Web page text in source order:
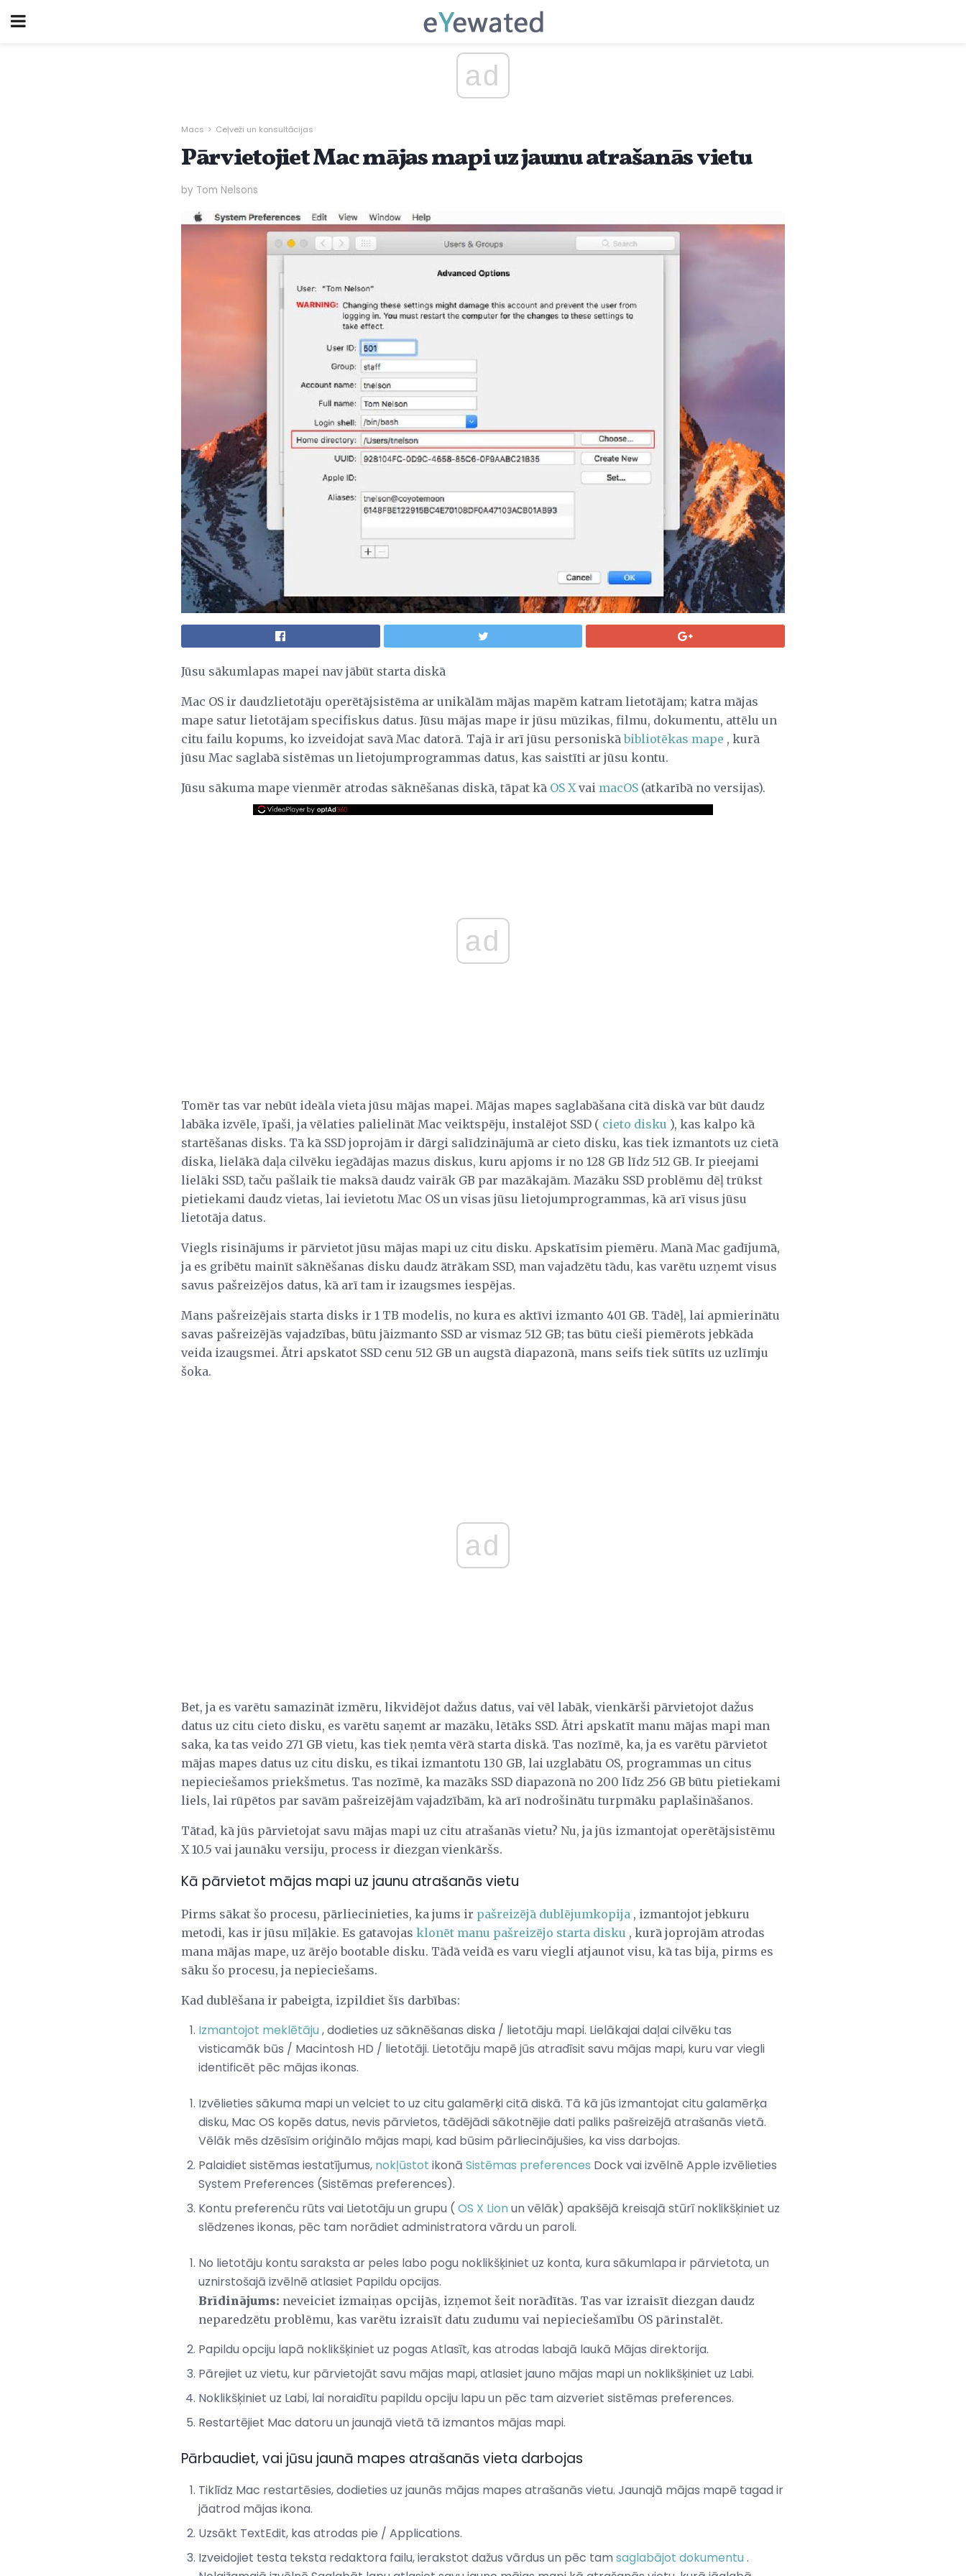
ad
Macs Ceļveži un konsultācijas
Pārvietojiet Mac mājas mapi uz jaunu atrašanās vietu
by Tom Nelsons
Jūsu sākumlapas mapei nav jābūt starta diskā
Mac OS ir daudzlietotāju operētājsistēma ar unikālām mājas mapēm katram lietotājam; katra mājas
mape satur lietotājam specifiskus datus. Jūsu mājas mape ir jūsu mūzikas, filmu, dokumentu, attēlu un
citu failu kopums, ko izveidojat savā Mac datorā. Tajā ir arī jūsu personiskābibliotēkas mape , kurā
jūsu Mac saglabā sistēmas un lietojumprogrammas datus, kas saistīti ar jūsu kontu.
Jūsu sākuma mape vienmēr atrodas sāknēšanas diskā, tāpat kā OS Xvai macOS (atkarībā no versijas).
ad
Tomēr tas var nebūt ideāla vieta jūsu mājas mapei. Mājas mapes saglabāšana citā diskā var būt daudz
labāka izvēle, īpaši, ja vēlaties palielināt Mac veiktspēju, instalējot SSD ( cieto disku ), kas kalpo kā
startēšanas disks. Tā kā SSD joprojām ir dārgi salīdzinājumā ar cieto disku, kas tiek izmantots uz cietā
diska, lielākā daļa cilvēku iegādājas mazus diskus, kuru apjoms ir no 128 GB līdz 512 GB. Ir pieejami
lielāki SSD, taču pašlaik tie maksā daudz vairāk GB par mazākajām. Mazāku SSD problēmu dēļ trūkst
pietiekami daudz vietas, lai ievietotu Mac OS un visas jūsu lietojumprogrammas, kā arī visus jūsu
lietotāja datus.
Viegls risinājums ir pārvietot jūsu mājas mapi uz citu disku. Apskatīsim piemēru. Manā Mac gadījumā,
ja es gribētu mainīt sāknēšanas disku daudz ātrākam SSD, man vajadzētu tādu, kas varētu uzņemt visus
savus pašreizējos datus, kā arī tam ir izaugsmes iespējas.
Mans pašreizējais starta disks ir 1 TB modelis, no kura es aktīvi izmanto 401 GB. Tādēļ, lai apmierinātu
savas pašreizējās vajadzības, būtu jāizmanto SSD ar vismaz 512 GB; tas būtu cieši piemērots jebkāda
veida izaugsmei. Ātri apskatot SSD cenu 512 GB un augstā diapazonā, mans seifs tiek sūtīts uz uzlīmju
šoka.
ad
Bet, ja es varētu samazināt izmēru, likvidējot dažus datus, vai vēl labāk, vienkārši pārvietojot dažus
datus uz citu cieto disku, es varētu saņemt ar mazāku, lētāks SSD. Ātri apskatīt manu mājas mapi man
saka, ka tas veido 271 GB vietu, kas tiek ņemta vērā starta diskā. Tas nozīmē, ka, ja es varētu pārvietot
mājas mapes datus uz citu disku, es tikai izmantotu 130 GB, lai uzglabātu OS, programmas un citus
nepieciešamos priekšmetus. Tas nozīmē, ka mazāks SSD diapazonā no 200 līdz 256 GB būtu pietiekami
liels, lai rūpētos par savām pašreizējām vajadzībām, kā arī nodrošinātu turpmāku paplašināšanos.
Tātad, kā jūs pārvietojat savu mājas mapi uz citu atrašanās vietu? Nu, ja jūs izmantojat operētājsistēmu
X 10.5 vai jaunāku versiju, process ir diezgan vienkāršs.
Kā pārvietot mājas mapi uz jaunu atrašanās vietu
Pirms sākat šo procesu, pārliecinieties, ka jums ir pašreizējā dublējumkopija , izmantojot jebkuru
metodi, kas ir jūsu mīļākie. Es gatavojas klonēt manu pašreizējo starta disku , kurā joprojām atrodas
mana mājas mape, uz ārējo bootable disku. Tādā veidā es varu viegli atjaunot visu, kā tas bija, pirms es
sāku šo procesu, ja nepieciešams.
Kad dublēšana ir pabeigta, izpildiet šīs darbības:
Izmantojot meklētāju, dodieties uz sāknēšanas diska / lietotāju mapi. Lielākajai daļai cilvēku tas
visticamāk būs / Macintosh HD / lietotāji. Lietotāju mapē jūs atradīsit savu mājas mapi, kuru var viegli
identificēt pēc mājas ikonas.
Izvēlieties sākuma mapi un velciet to uz citu galamērķi citā diskā. Tā kā jūs izmantojat citu galamērķa
disku, Mac OS kopēs datus, nevis pārvietos, tādējādi sākotnējie dati paliks pašreizējā atrašanās vietā.
Vēlāk mēs dzēsīsim oriģinālo mājas mapi, kad būsim pārliecinājušies, ka viss darbojas.
Palaidiet sistēmas iestatījumus, nokļūstot ikonā Sistēmas preferences Dock vai izvēlnē Apple izvēlieties
System Preferences (Sistēmas preferences).
Kontu preferenču rūts vai Lietotāju un grupu (OS X Lionun vēlāk) apakšējā kreisajā stūrī noklikšķiniet uz
slēdzenes ikonas, pēc tam norādiet administratora vārdu un paroli.
No lietotāju kontu saraksta ar peles labo pogu noklikšķiniet uz konta, kura sākumlapa ir pārvietota, un
uznirstošajā izvēlnē atlasiet Papildu opcijas.
Brīdinājums: neveiciet izmaiņas opcijās, izņemot šeit norādītās. Tas var izraisīt diezgan daudz
neparedzētu problēmu, kas varētu izraisīt datu zudumu vai nepieciešamību OS pārinstalēt.
Papildu opciju lapā noklikšķiniet uz pogas Atlasīt, kas atrodas labajā laukā Mājas direktorija.
Pārejiet uz vietu, kur pārvietojāt savu mājas mapi, atlasiet jauno mājas mapi un noklikšķiniet uz Labi.
Noklikšķiniet uz Labi, lai noraidītu papildu opciju lapu un pēc tam aizveriet sistēmas preferences.
Restartējiet Mac datoru un jaunajā vietā tā izmantos mājas mapi.
Pārbaudiet, vai jūsu jaunā mapes atrašanās vieta darbojas
Tiklīdz Mac restartēsies, dodieties uz jaunās mājas mapes atrašanās vietu. Jaunajā mājas mapē tagad ir
jāatrod mājas ikona.
Uzsākt TextEdit, kas atrodas pie / Applications.
Izveidojiet testa teksta redaktora failu, ierakstot dažus vārdus un pēc tam saglabājot dokumentu.